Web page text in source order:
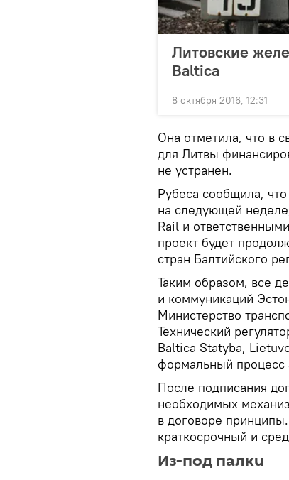
Литовские
Baltica
8 октября 2016, 12:31
Она отметила, что в
для Литвы
не устранен.
Рубеса сообщила,
на следующей
Rail и
проект будет
стран Балтийского
Таким образом, все
и коммуникаций
Министерство
Технический
Baltica Statyba,
формальный процесс
После подписания
необходимых
в договоре
краткосрочный и
Из-под палки